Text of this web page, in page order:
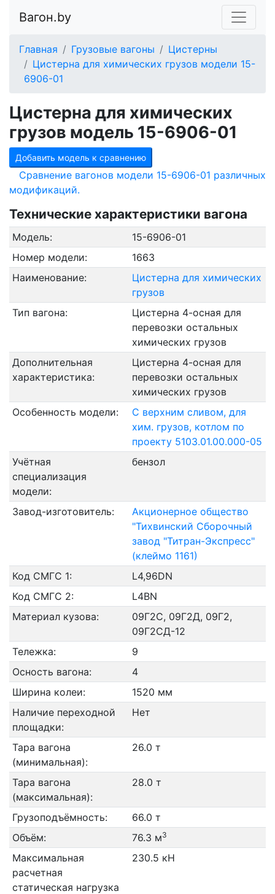
Вагон.by
Главная Грузовые вагоны
Цистерны
Цистерна для химических грузов модели 15-
6906-01
Цистерна для химических
грузов модель 15-6906-01
Добавить модель к сравнению
Сравнение вагонов модели 15-6906-01 различных
модификаций.
Технические характеристики вагона
Модель:
15-6906-01
Номер модели:
1663
Наименование:
Цистерна для химических
грузов
Тип вагона:
Цистерна 4-осная для
перевозки остальных
химических грузов
Дополнительная
характеристика:
Цистерна 4-осная для
перевозки остальных
химических грузов
Особенность модели:
С верхним сливом, для
хим. грузов, котлом по
проекту 5103.01.00.000-05
Учётная
специализация
модели:
бензол
Завод-изготовитель:
Акционерное общество
"Тихвинский Сборочный
завод "Титран-Экспресс"
(клеймо 1161)
Код СМГС 1:
L4,96DN
Код СМГС 2:
L4BN
Материал кузова:
09Г2С, 09Г2Д, 09Г2,
09Г2СД-12
Тележка:
9
Осность вагона:
4
Ширина колеи:
1520 мм
Наличие переходной
площадки:
Нет
Тара вагона
(минимальная):
26.0 т
Тара вагона
(максимальная):
28.0 т
Грузоподъёмность:
66.0 т
Объём:
76.3 м3
Максимальная
расчетная
статическая нагрузка
230.5 кН